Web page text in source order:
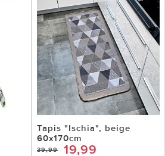
Tapis "Ischia", beige
60x170cm
39,99 19,99